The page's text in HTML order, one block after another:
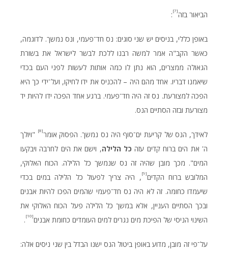
הביאור בזה[7]
:
באופן כללי, בניסים יש שני סוגים: נס חד־פעמי, ונס נמשך. לדוגמה,
כאשר הקב"ה אמר למשה רבנו ללכת לבשר לישראל את בשורת
הגאולה ממצרים, הוא נתן לו כמה אותות לעשות לפני העם בכדי
שיאמנו דבריו. אחד מהם היה – להכניס את ידו לחיקו, ועל־ידי כך היא
הפכה למצורעת. נס זה היה חד־פעמי. ברגע אחד הפכה ידו להיות יד
מצורעת ובזה הסתיים הנס.
לאידך, הנס של קריעת ים־סוף היה נס נמשך. הפסוק אומר[8]
"ויולך
ה' את הים ברוח קדים עזה כל הלילה, וישם את הים לחרבה ויבקעו
המים". מכך מובן שהיה זה נס שנמשך כל הלילה. הכוח האלוקי,
המלובש ברוח הקדים[9]
, היה צריך לפעול כל הלילה במים בכדי
שיעמדו כחומה. זה לא היה נס חד־פעמי שהמים הפכו להיות אבנים
ובכך הסתיים העניין, אלא במשך כל הלילה פעל הכוח האלוקי את
השינוי הניסי של הפיכת מים נגרים למים העומדים כחומת אבנים[10]
.
על־פי זה מובן, מדוע באופן ביטול הנס ישנו הבדל בין שני ניסים אלה: